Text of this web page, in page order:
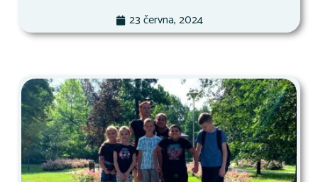
23 června, 2024